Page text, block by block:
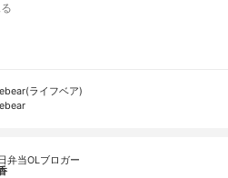
ライフベア)
弁当OLブロガー